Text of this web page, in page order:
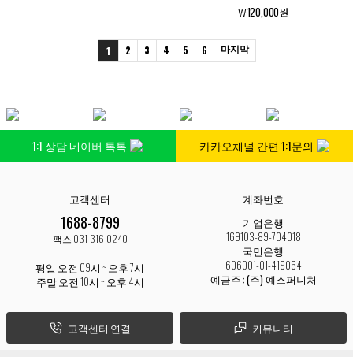
￦120,000원
1 2 3 4 5 6 마지막
1:1 상담 네이버 톡톡 카카오채널 간편 1:1문의
고객센터
1688-8799
팩스 031-316-0240
평일 오전 09시 ~ 오후 7시
주말 오전 10시 ~ 오후 4시
고객센터 연결
계좌번호
기업은행
169103-89-704018
국민은행
606001-01-419064
예금주 :(주) 예스퍼니처
커뮤니티